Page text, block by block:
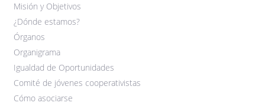
Misión y Objetivos
¿Dónde estamos?
Órganos
Organigrama
Igualdad de Oportunidades
Comité de jóvenes cooperativistas
Cómo asociarse